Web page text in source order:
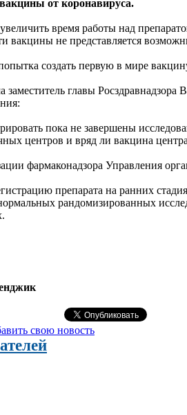
от коронавируса.
время работы над
вакцины не представляется
создать первую в мире
главы Росздравнадзора
пока не завершены
центров и вряд ли вакцина
фармаконадзора Управления
препарата на ранних
рандомизированных
свою новость